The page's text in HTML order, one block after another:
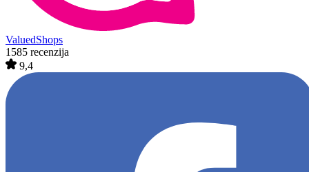
ValuedShops
1585 recenzija
9,4